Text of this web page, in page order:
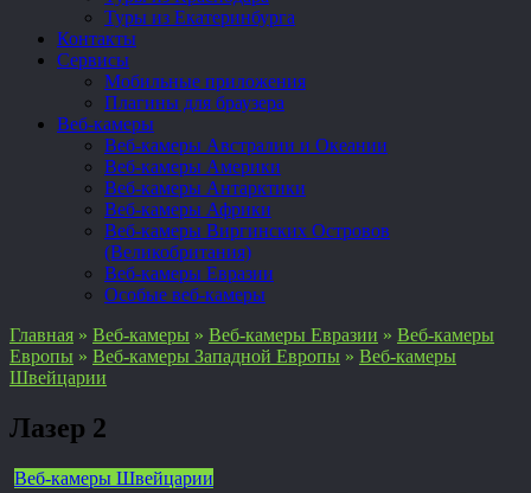
Туры из Екатеринбурга
Контакты
Сервисы
Мобильные приложения
Плагины для браузера
Веб-камеры
Веб-камеры Австралии и Океании
Веб-камеры Америки
Веб-камеры Антарктики
Веб-камеры Африки
Веб-камеры Виргинских Островов
(Великобритания)
Веб-камеры Евразии
Особые веб-камеры
Главная » Веб-камеры » Веб-камеры Евразии » Веб-камеры
Европы » Веб-камеры Западной Европы » Веб-камеры
Швейцарии
Лазер 2
Веб-камеры Швейцарии